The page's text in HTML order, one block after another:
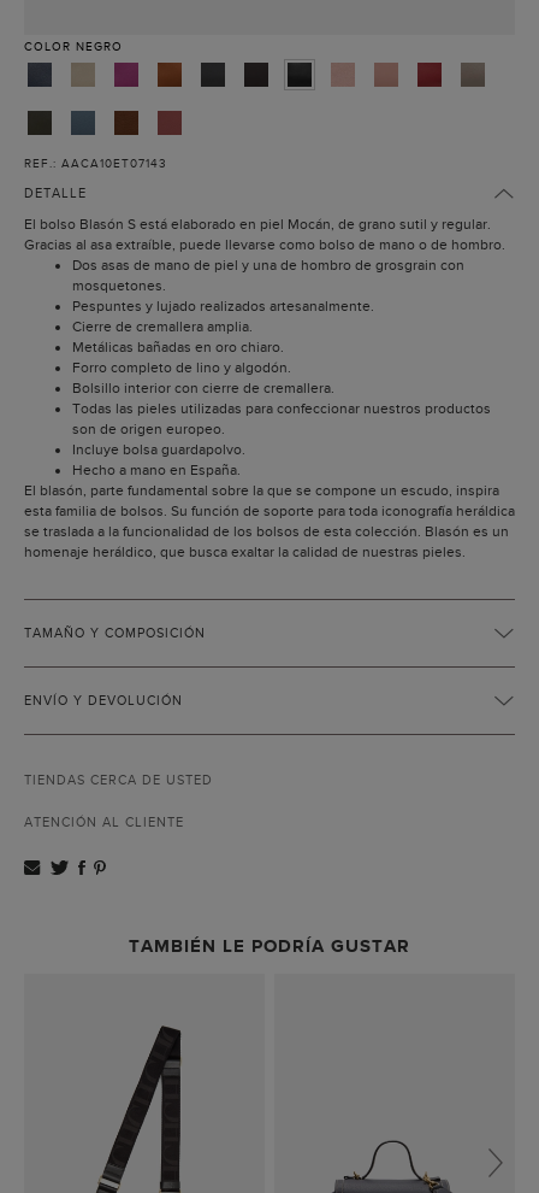
COLOR NEGRO
REF.: AACA10ET07143
DETALLE
El bolso Blasón S está elaborado en piel Mocán, de grano sutil y regular.
Gracias al asa extraíble, puede llevarse como bolso de mano o de hombro.
Dos asas de mano de piel y una de hombro de grosgrain con
mosquetones.
Pespuntes y lujado realizados artesanalmente.
Cierre de cremallera amplia.
Metálicas bañadas en oro chiaro.
Forro completo de lino y algodón.
Bolsillo interior con cierre de cremallera.
Todas las pieles utilizadas para confeccionar nuestros productos
son de origen europeo.
Incluye bolsa guardapolvo.
Hecho a mano en España.
El blasón, parte fundamental sobre la que se compone un escudo, inspira
esta familia de bolsos. Su función de soporte para toda iconografía heráldica
se traslada a la funcionalidad de los bolsos de esta colección. Blasón es un
homenaje heráldico, que busca exaltar la calidad de nuestras pieles.
TAMAÑO Y COMPOSICIÓN
ENVÍO Y DEVOLUCIÓN
TIENDAS CERCA DE USTED
ATENCIÓN AL CLIENTE
TAMBIÉN LE PODRÍA GUSTAR